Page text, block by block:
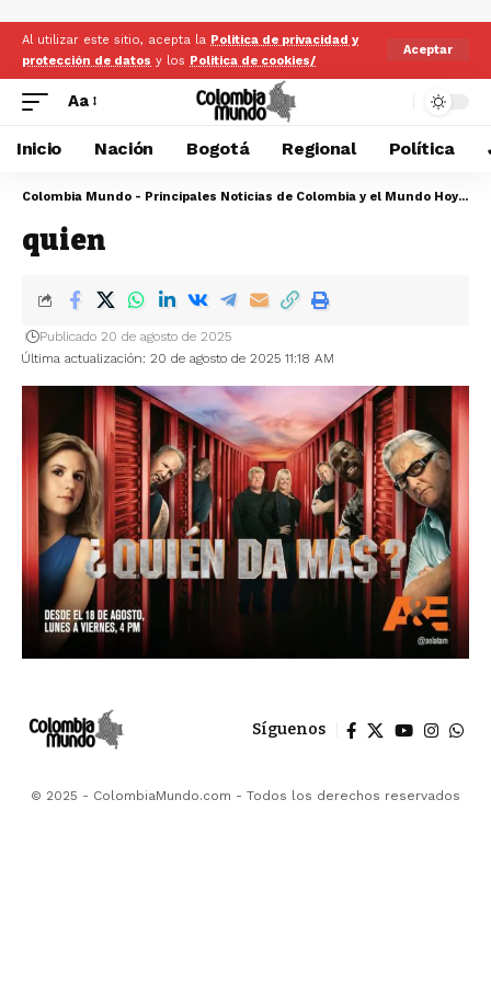
Al utilizar este sitio, acepta la Politica de privacidad y
protección de datos y los Politica de cookies/
Aceptar
Aa
Inicio Nación Bogotá Regional Política
Colombia Mundo - Principales Noticias de Colombia y el Mundo Hoy
>
quien
Última actualización: 20 de agosto de 2025 11:18 AM
Publicado 20 de agosto de 2025
Síguenos
© 2025 - ColombiaMundo.com - Todos los derechos reservados